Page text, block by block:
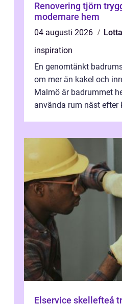
Renovering tjörn trygg väg till ett
modernare hem
04 augusti 2026
inspiration
En genomtänkt
om mer än kakel och
Malmö är badrummet
använda rum näst efter